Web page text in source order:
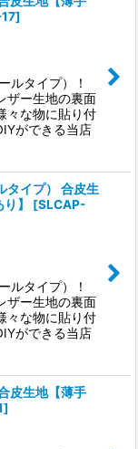
]
ルタイプ）！
ザー生地の裏面
々な物に貼り付
ができる当店
タイプ） 合皮生
】
[SLCAP-
ルタイプ）！
ザー生地の裏面
々な物に貼り付
ができる当店
皮生地【薄手
]